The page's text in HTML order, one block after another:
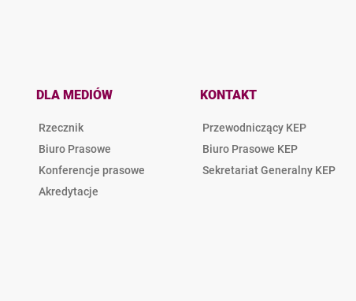
DLA MEDIÓW
Rzecznik
Biuro Prasowe
Konferencje prasowe
Akredytacje
KONTAKT
Przewodniczący KEP
Biuro Prasowe KEP
Sekretariat Generalny KEP